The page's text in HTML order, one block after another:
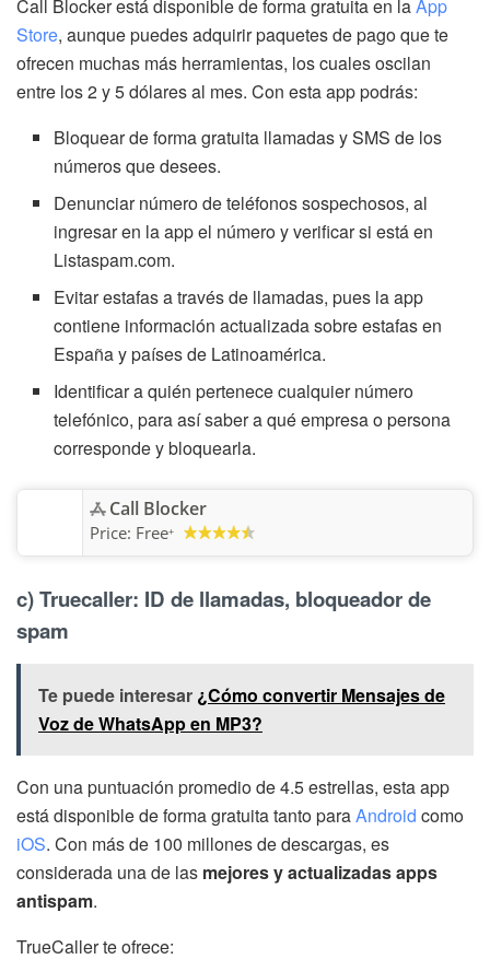
Call Blocker está disponible de forma gratuita en laApp
Store, aunque puedes adquirir paquetes de pago que te
ofrecen muchas más herramientas, los cuales oscilan
entre los 2 y 5 dólares al mes. Con esta app podrás:
Bloquear de forma gratuita llamadas y SMS de los
números que desees.
Denunciar número de teléfonos sospechosos, al
ingresar en la app el número y verificar si está en
Listaspam.com.
Evitar estafas a través de llamadas, pues la app
contiene información actualizada sobre estafas en
España y países de Latinoamérica.
Identificar a quién pertenece cualquier número
telefónico, para así saber a qué empresa o persona
corresponde y bloquearla.
Call Blocker
Price: Free+
c) Truecaller: ID de llamadas, bloqueador de
spam
Te puede interesar ¿Cómo convertir Mensajes de
Voz de WhatsApp en MP3?
Con una puntuación promedio de 4.5 estrellas, esta app
está disponible de forma gratuita tanto paraAndroid como
iOS. Con más de 100 millones de descargas, es
considerada una de las mejores y actualizadas apps
antispam.
TrueCaller te ofrece: